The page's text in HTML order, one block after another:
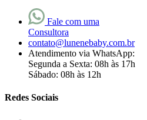
Fale com uma
Consultora
contato@lunenebaby.com.br
Atendimento via WhatsApp:
Segunda a Sexta: 08h às 17h
Sábado: 08h às 12h
Redes Sociais